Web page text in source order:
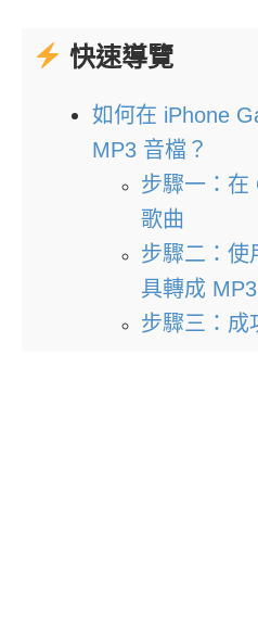
快速導覽
如何在 iPhone
MP3 音檔？
步驟一：在
歌曲
步驟二：使
具轉成 MP3
步驟三：成